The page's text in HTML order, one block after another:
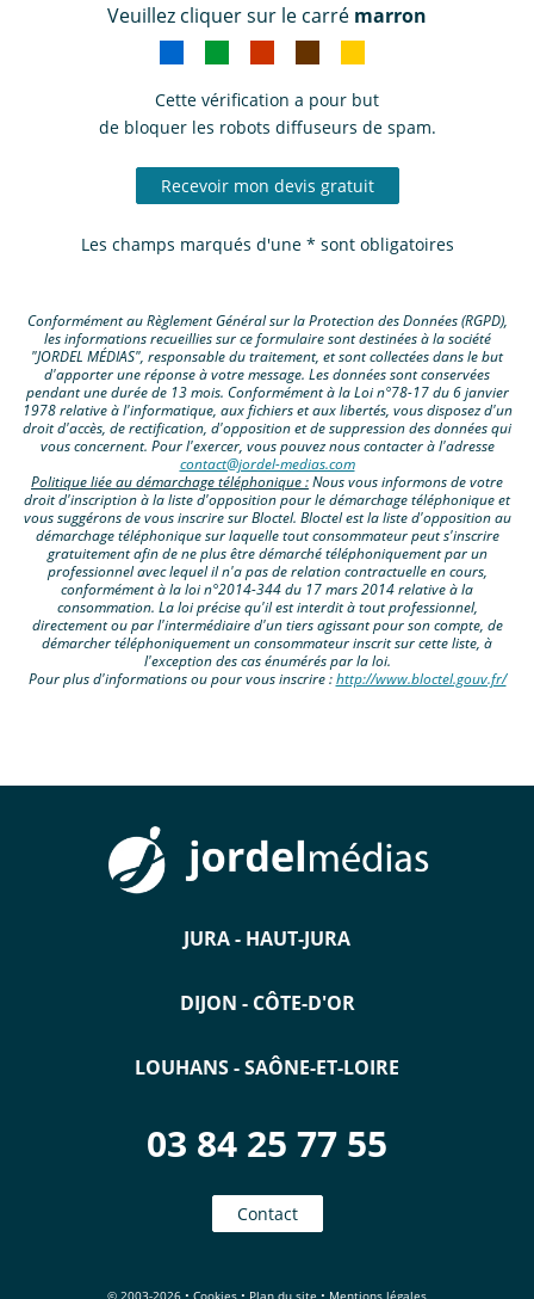
Veuillez cliquer sur le carré marron
Cette vérification a pour but
de bloquer les robots diffuseurs de spam.
Recevoir mon devis gratuit
Les champs marqués d'une * sont obligatoires
Conformément au Règlement Général sur la Protection des Données (RGPD),
les informations recueillies sur ce formulaire sont destinées à la société
"JORDEL MÉDIAS", responsable du traitement, et sont collectées dans le but
d'apporter une réponse à votre message. Les données sont conservées
pendant une durée de 13 mois. Conformément à la Loi n°78-17 du 6 janvier
1978 relative à l'informatique, aux fichiers et aux libertés, vous disposez d'un
droit d'accès, de rectification, d'opposition et de suppression des données qui
vous concernent. Pour l'exercer, vous pouvez nous contacter à l'adresse
contact@jordel-medias.com
Politique liée au démarchage téléphonique :Nous vous informons de votre
droit d'inscription à la liste d'opposition pour le démarchage téléphonique et
vous suggérons de vous inscrire sur Bloctel. Bloctel est la liste d'opposition au
démarchage téléphonique sur laquelle tout consommateur peut s'inscrire
gratuitement afin de ne plus être démarché téléphoniquement par un
professionnel avec lequel il n'a pas de relation contractuelle en cours,
conformément à la loi n°2014-344 du 17 mars 2014 relative à la
consommation. La loi précise qu'il est interdit à tout professionnel,
directement ou par l'intermédiaire d'un tiers agissant pour son compte, de
démarcher téléphoniquement un consommateur inscrit sur cette liste, à
l'exception des cas énumérés par la loi.
Pour plus d'informations ou pour vous inscrire :http://www.bloctel.gouv.fr/
JURA - HAUT-JURA
DIJON - CÔTE-D'OR
LOUHANS - SAÔNE-ET-LOIRE
03 84 25 77 55
Contact
© 2003-2026 • Cookies • Plan du site • Mentions légales